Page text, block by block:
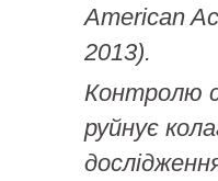
American
2013).
Контролю
руйнує